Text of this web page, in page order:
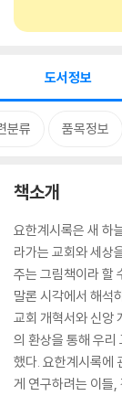
도서정보
분류 품목정보
책소개
요한계시록은 새 하
라가는 교회와 세상
주는 그림책이라 할
말론 시각에서 해석
교회 개혁서와 신앙
의 환상을 통해 우리
했다. 요한계시록에
게 연구하려는 이들,